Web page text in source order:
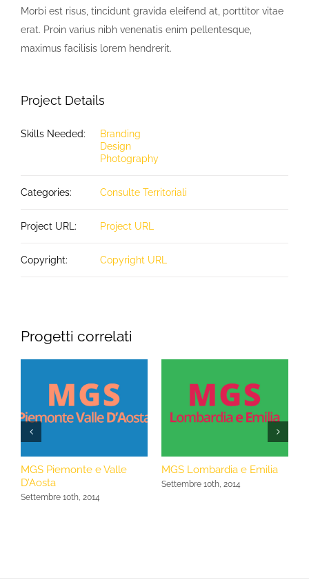
Morbi est risus, tincidunt gravida eleifend at, porttitor vitae
erat. Proin varius nibh venenatis enim pellentesque,
maximus facilisis lorem hendrerit.
Project Details
Skills Needed:
Branding
Design
Photography
Categories: Consulte Territoriali
Project URL: Project URL
Copyright: Copyright URL
Progetti correlati
MGS Piemonte e Valle
D’Aosta
Settembre 10th, 2014
MGS Lombardia e Emilia
Settembre 10th, 2014